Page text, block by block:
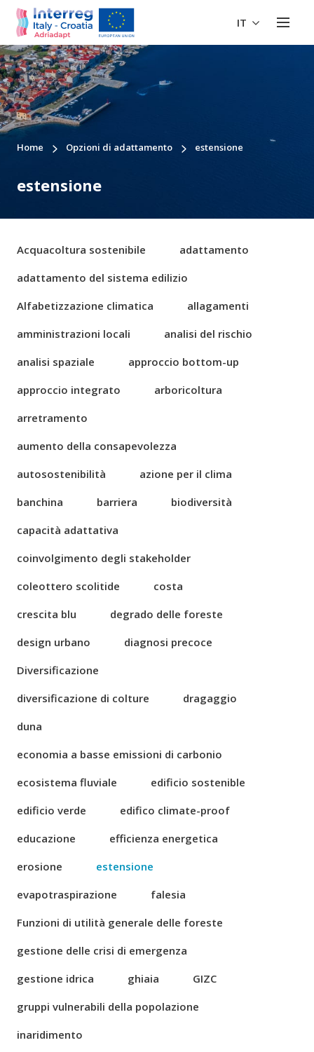
IT
Home Opzioni di adattamento estensione
estensione
Acquacoltura sostenibile
adattamento
adattamento del sistema edilizio
Alfabetizzazione climatica
allagamenti
amministrazioni locali
analisi del rischio
analisi spaziale
approccio bottom-up
approccio integrato
arboricoltura
arretramento
aumento della consapevolezza
autosostenibilità
azione per il clima
banchina
barriera
biodiversità
capacità adattativa
coinvolgimento degli stakeholder
coleottero scolitide
costa
crescita blu
degrado delle foreste
design urbano
diagnosi precoce
Diversificazione
diversificazione di colture
dragaggio
duna
economia a basse emissioni di carbonio
ecosistema fluviale
edificio sostenible
edificio verde
edifico climate-proof
educazione
efficienza energetica
erosione
estensione
evapotraspirazione
falesia
Funzioni di utilità generale delle foreste
gestione delle crisi di emergenza
gestione idrica
ghiaia
GIZC
gruppi vulnerabili della popolazione
inaridimento